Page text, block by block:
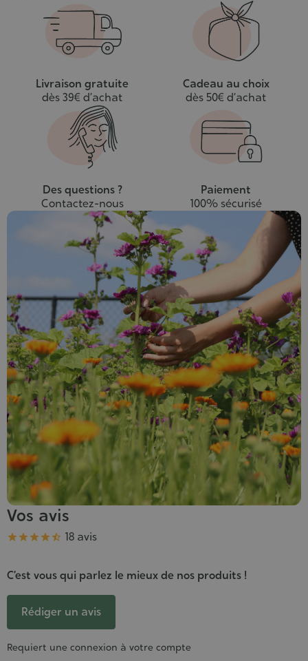
panier
Livraison gratuite
dès 39€ d’achat
Cadeau au choix
dès 50€ d’achat
Des questions ?
Contactez-nous
Paiement
100% sécurisé
Vos avis
Note
     18 avis
C’est vous qui parlez le mieux de nos produits !
Rédiger un avis
Requiert une connexion à votre compte